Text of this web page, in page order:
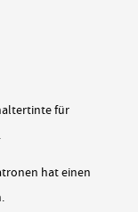
für
hat einen